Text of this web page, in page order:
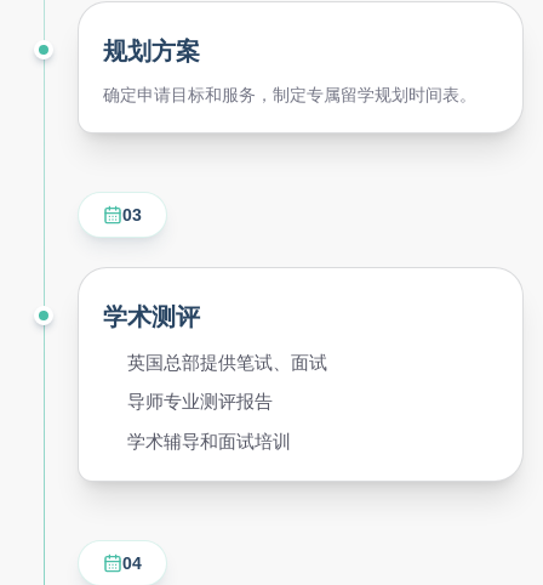
规划方案
确定申请目标和服务，制定专属留学规划时间表。
03
学术测评
英国总部提供笔试、面试
导师专业测评报告
学术辅导和面试培训
04